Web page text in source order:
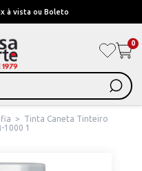
Pague em Até 6x sem juros
0
>
Tinta Caneta Tinteiro
1000 1